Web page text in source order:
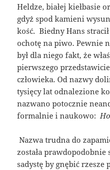
Heldze, białej kiełbasie
gdyż spod kamieni
kość. Biedny Hans
ochotę na piwo. Pewnie
był dla niego fakt, że
pierwszego
człowieka. Od nazwy
tysięcy lat odnalezione
nazwano potocznie
formalnie i naukowo: ​
Nazwa trudna do
została
sadystę by gnębić rzesze